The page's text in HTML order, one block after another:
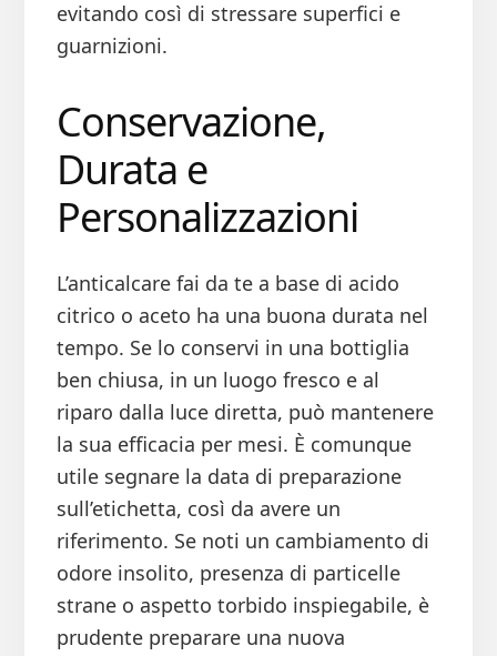
evitando così di stressare superfici e
guarnizioni.
Conservazione,
Durata e
Personalizzazioni
L’anticalcare fai da te a base di acido
citrico o aceto ha una buona durata nel
tempo. Se lo conservi in una bottiglia
ben chiusa, in un luogo fresco e al
riparo dalla luce diretta, può mantenere
la sua efficacia per mesi. È comunque
utile segnare la data di preparazione
sull’etichetta, così da avere un
riferimento. Se noti un cambiamento di
odore insolito, presenza di particelle
strane o aspetto torbido inspiegabile, è
prudente preparare una nuova